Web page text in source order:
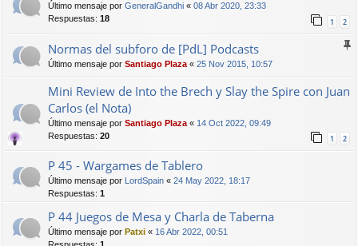
Último mensaje por GeneralGandhi « 08 Abr 2020, 23:33
Respuestas: 18 1 2
Normas del subforo de [PdL] Podcasts
Último mensaje por Santiago Plaza « 25 Nov 2015, 10:57
Mini Review de Into the Brech y Slay the Spire con Juan
Carlos (el Nota)
Último mensaje por Santiago Plaza « 14 Oct 2022, 09:49
Respuestas: 20 1 2
P 45 - Wargames de Tablero
Último mensaje por LordSpain « 24 May 2022, 18:17
Respuestas: 1
P 44 Juegos de Mesa y Charla de Taberna
Último mensaje por Patxi « 16 Abr 2022, 00:51